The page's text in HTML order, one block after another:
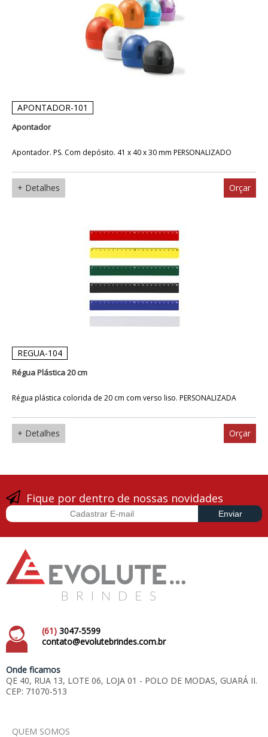
APONTADOR-101
Apontador
Apontador. PS. Com depósito. 41 x 40 x 30 mm PERSONALIZADO
+ Detalhes Orçar
REGUA-104
Régua Plástica 20 cm
Régua plástica colorida de 20 cm com verso liso. PERSONALIZADA
+ Detalhes Orçar
Fique por dentro de nossas novidades
(61) 3047-5599
contato@evolutebrindes.com.br
Onde ficamos
QE 40, RUA 13, LOTE 06, LOJA 01 - POLO DE MODAS, GUARÁ II.
CEP: 71070-513
QUEM SOMOS